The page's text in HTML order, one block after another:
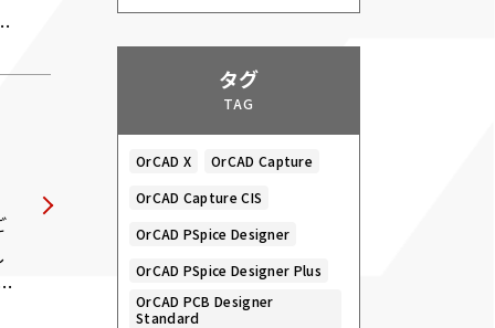
タグ
TAG
OrCAD X
OrCAD Capture
OrCAD Capture CIS
OrCAD PSpice Designer
OrCAD PSpice Designer Plus
OrCAD PCB Designer
Standard